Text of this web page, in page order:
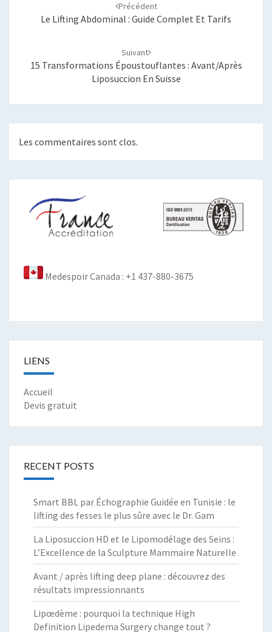
Précédent
Le Lifting Abdominal : Guide Complet Et Tarifs
Suivant
15 Transformations Époustouflantes : Avant/Après
Liposuccion En Suisse
Les commentaires sont clos.
Medespoir Canada : +1 437-880-3675
LIENS
Accueil
Devis gratuit
RECENT POSTS
Smart BBL par Échographie Guidée en Tunisie : le
lifting des fesses le plus sûre avec le Dr. Gam
La Liposuccion HD et le Lipomodélage des Seins :
L’Excellence de la Sculpture Mammaire Naturelle
Avant / après lifting deep plane : découvrez des
résultats impressionnants
Lipœdème : pourquoi la technique High
Definition Lipedema Surgery change tout ?